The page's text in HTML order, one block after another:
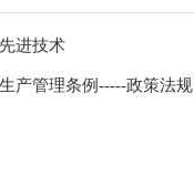
进技术
生产管理条例-----政策法规